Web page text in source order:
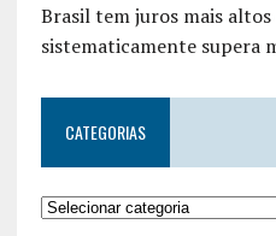
Brasil tem juros mais
sistematicamente supera
CATEGORIAS